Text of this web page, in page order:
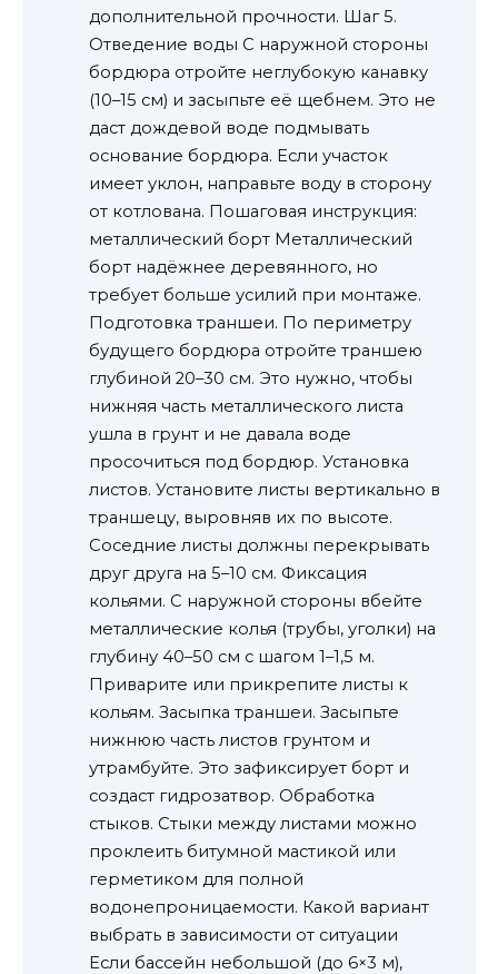
дополнительной прочности. Шаг 5.
Отведение воды С наружной стороны
бордюра отройте неглубокую канавку
(10–15 см) и засыпьте её щебнем. Это не
даст дождевой воде подмывать
основание бордюра. Если участок
имеет уклон, направьте воду в сторону
от котлована. Пошаговая инструкция:
металлический борт Металлический
борт надёжнее деревянного, но
требует больше усилий при монтаже.
Подготовка траншеи. По периметру
будущего бордюра отройте траншею
глубиной 20–30 см. Это нужно, чтобы
нижняя часть металлического листа
ушла в грунт и не давала воде
просочиться под бордюр. Установка
листов. Установите листы вертикально в
траншецу, выровняв их по высоте.
Соседние листы должны перекрывать
друг друга на 5–10 см. Фиксация
кольями. С наружной стороны вбейте
металлические колья (трубы, уголки) на
глубину 40–50 см с шагом 1–1,5 м.
Приварите или прикрепите листы к
кольям. Засыпка траншеи. Засыпьте
нижнюю часть листов грунтом и
утрамбуйте. Это зафиксирует борт и
создаст гидрозатвор. Обработка
стыков. Стыки между листами можно
проклеить битумной мастикой или
герметиком для полной
водонепроницаемости. Какой вариант
выбрать в зависимости от ситуации
Если бассейн небольшой (до 6×3 м),